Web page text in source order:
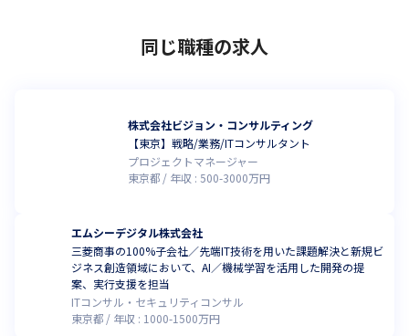
同じ職種の求人
株式会社ビジョン・コンサルティング
【東京】戦略/業務/ITコンサルタント
プロジェクトマネージャー
東京都
年収 : 500-3000万円
エムシーデジタル株式会社
三菱商事の100%子会社／先端IT技術を用いた課題解決と新規ビ
ジネス創造領域において、AI／機械学習を活用した開発の提
案、実行支援を担当
ITコンサル・セキュリティコンサル
東京都
年収 : 1000-1500万円